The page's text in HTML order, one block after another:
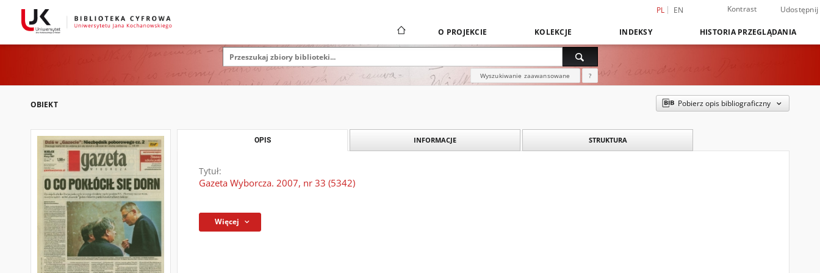
PL EN Kontrast Udostępnij
O PROJEKCIE KOLEKCJE INDEKSY HISTORIA PRZEGLĄDANIA
Wyszukiwanie zaawansowane ?
OBIEKT Pobierz opis bibliograficzny
OPIS INFORMACJE STRUKTURA
Tytuł:
Gazeta Wyborcza. 2007, nr 33 (5342)
Więcej